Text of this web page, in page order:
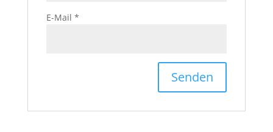
E-Mail *